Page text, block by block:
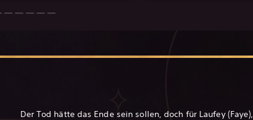
Der Tod hätte das Ende sein sollen, doch für Laufey (Faye),